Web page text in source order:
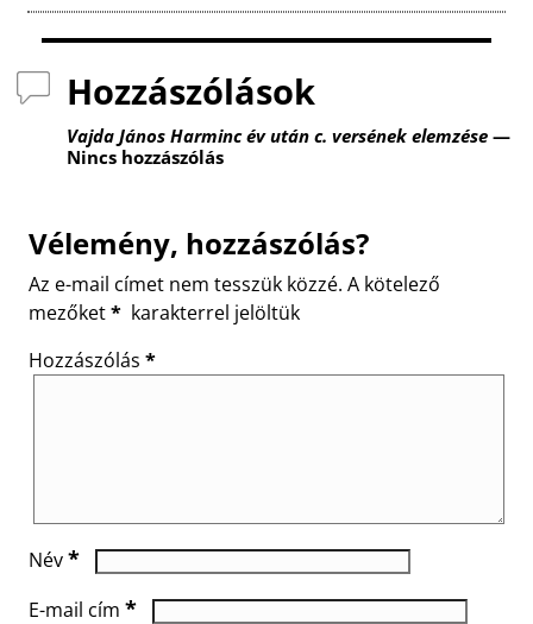
Hozzászólások
Vajda János Harminc év után c. versének elemzése—
Nincs hozzászólás
Vélemény, hozzászólás?
Az e-mail címet nem tesszük közzé. A kötelező
mezőket* karakterrel jelöltük
Hozzászólás*
Név*
E-mail cím*